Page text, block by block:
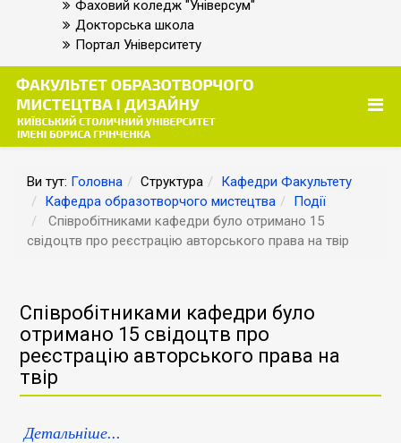
Фаховий коледж "Універсум"
Докторська школа
Портал Університету
Ви тут: Головна Структура
Кафедри Факультету
Кафедра образотворчого мистецтва
Події
Співробітниками кафедри було отримано 15
свідоцтв про реєстрацію авторського права на твір
Співробітниками кафедри було
отримано 15 свідоцтв про
реєстрацію авторського права на
твір
Детальніше...